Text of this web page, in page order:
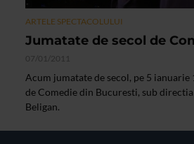
ARTELE SPECTACOLULUI
Jumatate de secol de
07/01/2011
Acum jumatate de secol, pe 5
de Comedie din Bucuresti, sub
Beligan.